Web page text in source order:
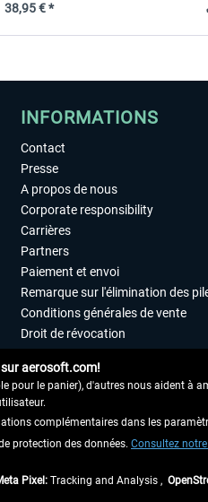
38,95 € *
INFORMATIONS
Contact
Presse
A propos de nous
Corporate responsibility
Carrières
Partners
Paiement et envoi
Remarque sur l'élimination des
Conditions générales de vente
Droit de révocation
Accessibilité
Mentions légales
sur aerosoft.com!
le panier), d'autres nous aident à
complémentaires dans les
protection des données. Consultez
Pixel: Tracking and Analysis ,